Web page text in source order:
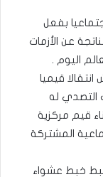
بفعل
عن الأزمات
اليوم .
قيميا
التصدي له
قيم مركزية
المشتركة
خبط عشواء